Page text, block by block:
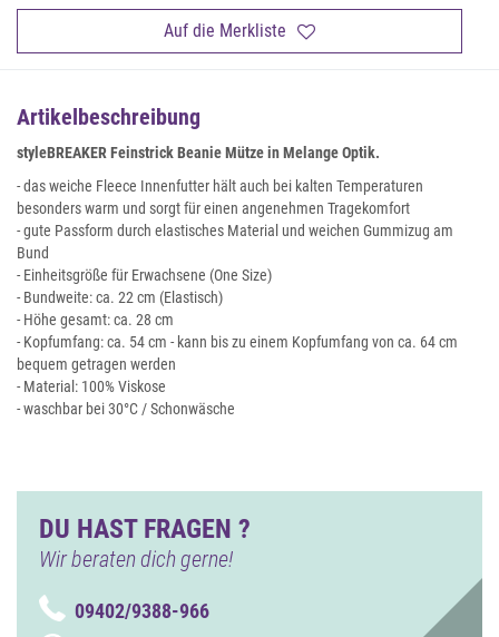
Auf die Merkliste
Artikelbeschreibung
styleBREAKER Feinstrick Beanie Mütze in Melange Optik.
- das weiche Fleece Innenfutter hält auch bei kalten Temperaturen
besonders warm und sorgt für einen angenehmen Tragekomfort
- gute Passform durch elastisches Material und weichen Gummizug am
Bund
- Einheitsgröße für Erwachsene (One Size)
- Bundweite: ca. 22 cm (Elastisch)
- Höhe gesamt: ca. 28 cm
- Kopfumfang: ca. 54 cm - kann bis zu einem Kopfumfang von ca. 64 cm
bequem getragen werden
- Material: 100% Viskose
- waschbar bei 30°C / Schonwäsche
DU HAST FRAGEN ?
Wir beraten dich gerne!
09402/9388-966